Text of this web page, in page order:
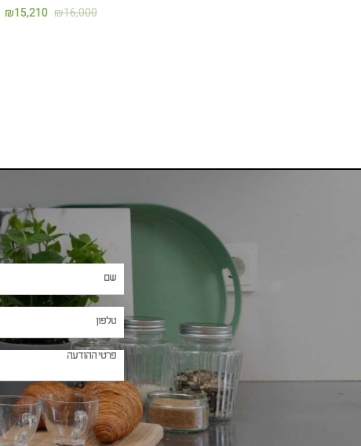
₪16,000
₪15,210